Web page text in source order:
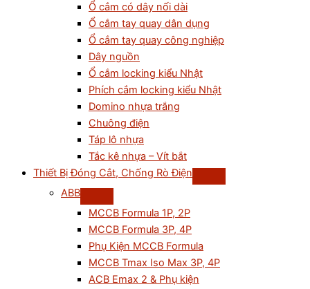
Ổ cắm có dây nối dài
Ổ cắm tay quay dân dụng
Ổ cắm tay quay công nghiệp
Dây nguồn
Ổ cắm locking kiểu Nhật
Phích cắm locking kiểu Nhật
Domino nhựa trắng
Chuông điện
Táp lô nhựa
Tắc kê nhựa – Vít bắt
Thiết Bị Đóng Cắt, Chống Rò Điện
ABB
MCCB Formula 1P, 2P
MCCB Formula 3P, 4P
Phụ Kiện MCCB Formula
MCCB Tmax Iso Max 3P, 4P
ACB Emax 2 & Phụ kiện